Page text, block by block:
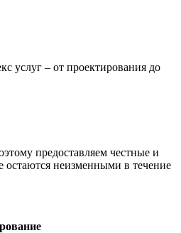
услуг – от проектирования до
предоставляем честные и
остаются неизменными в течение